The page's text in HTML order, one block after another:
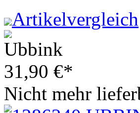
Artikelvergleich
31,90 €*
Nicht mehr